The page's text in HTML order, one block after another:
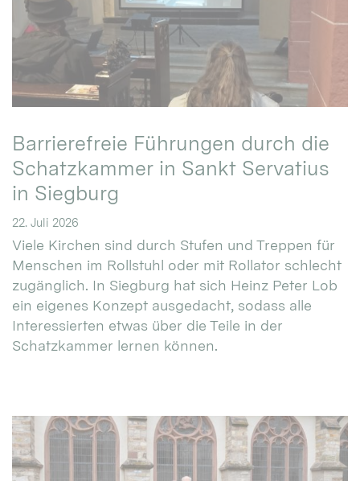
Barrierefreie Führungen durch die
Schatzkammer in Sankt Servatius
in Siegburg
22. Juli 2026
Viele Kirchen sind durch Stufen und Treppen für
Menschen im Rollstuhl oder mit Rollator schlecht
zugänglich. In Siegburg hat sich Heinz Peter Lob
ein eigenes Konzept ausgedacht, sodass alle
Interessierten etwas über die Teile in der
Schatzkammer lernen können.